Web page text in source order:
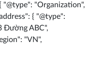
"Organization",
{ "@type":
Đường ABC",
"VN",